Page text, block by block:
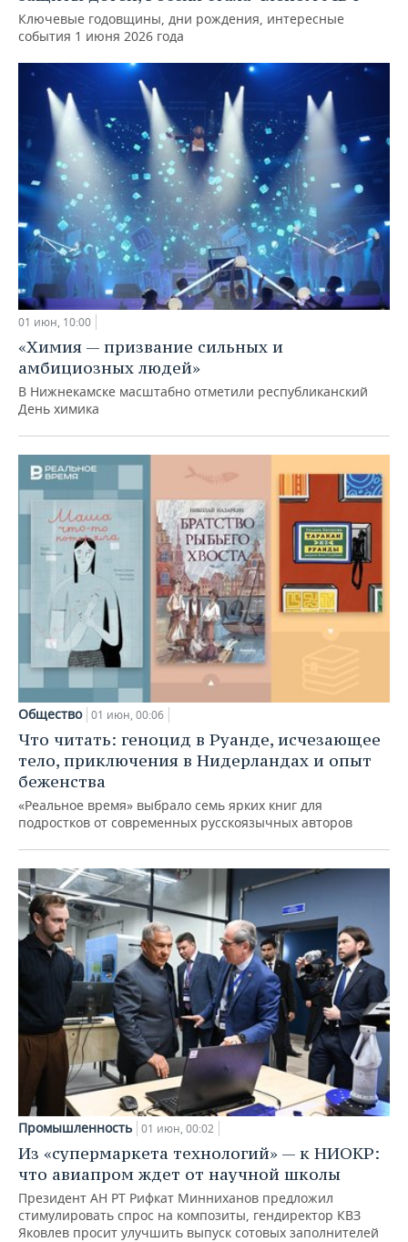
Ключевые годовщины, дни рождения, интересные
события 1 июня 2026 года
01 июн, 10:00
«Химия — призвание сильных и
амбициозных людей»
В Нижнекамске масштабно отметили республиканский
День химика
Общество 01 июн, 00:06
Что читать: геноцид в Руанде, исчезающее
тело, приключения в Нидерландах и опыт
беженства
«Реальное время» выбрало семь ярких книг для
подростков от современных русскоязычных авторов
Промышленность 01 июн, 00:02
Из «супермаркета технологий» — к НИОКР:
что авиапром ждет от научной школы
Президент АН РТ Рифкат Минниханов предложил
стимулировать спрос на композиты, гендиректор КВЗ
Яковлев просит улучшить выпуск сотовых заполнителей